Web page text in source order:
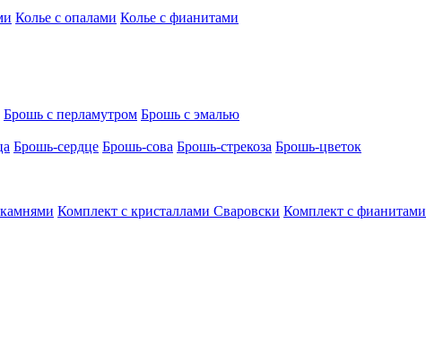
Колье с опалами Колье с фианитами
Брошь с перламутром Брошь с эмалью
Брошь-сердце Брошь-сова Брошь-стрекоза Брошь-цветок
Комплект с кристаллами Сваровски Комплект с фианитами